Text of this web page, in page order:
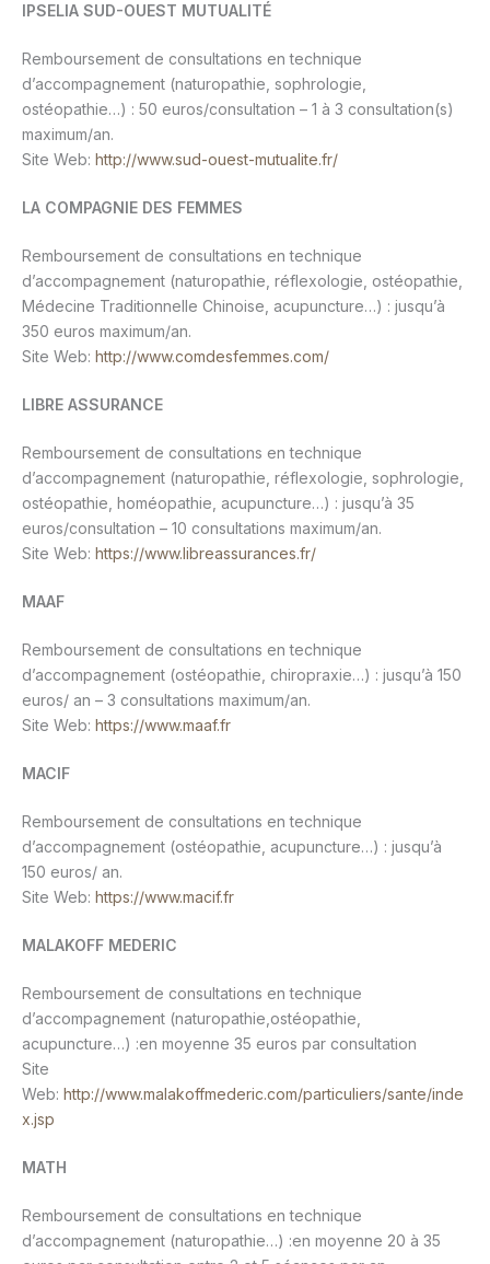
IPSELIA SUD-OUEST MUTUALITÉ
Remboursement de consultations en technique
d’accompagnement (naturopathie, sophrologie,
ostéopathie…) : 50 euros/consultation – 1 à 3 consultation(s)
maximum/an.
Site Web: http://www.sud-ouest-mutualite.fr/
LA COMPAGNIE DES FEMMES
Remboursement de consultations en technique
d’accompagnement (naturopathie, réflexologie, ostéopathie,
Médecine Traditionnelle Chinoise, acupuncture…) : jusqu’à
350 euros maximum/an.
Site Web: http://www.comdesfemmes.com/
LIBRE ASSURANCE
Remboursement de consultations en technique
d’accompagnement (naturopathie, réflexologie, sophrologie,
ostéopathie, homéopathie, acupuncture…) : jusqu’à 35
euros/consultation – 10 consultations maximum/an.
Site Web: https://www.libreassurances.fr/
MAAF
Remboursement de consultations en technique
d’accompagnement (ostéopathie, chiropraxie…) : jusqu’à 150
euros/ an – 3 consultations maximum/an.
Site Web: https://www.maaf.fr
MACIF
Remboursement de consultations en technique
d’accompagnement (ostéopathie, acupuncture…) : jusqu’à
150 euros/ an.
Site Web: https://www.macif.fr
MALAKOFF MEDERIC
Remboursement de consultations en technique
d’accompagnement (naturopathie,ostéopathie,
acupuncture…) :en moyenne 35 euros par consultation
Site
Web: http://www.malakoffmederic.com/particuliers/sante/inde
x.jsp
MATH
Remboursement de consultations en technique
d’accompagnement (naturopathie…) :en moyenne 20 à 35